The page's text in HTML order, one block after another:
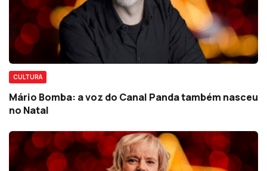
CULTURA
Mário Bomba: a voz do Canal Panda também nasceu
no Natal